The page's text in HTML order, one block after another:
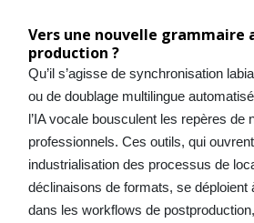
Vers une nouvelle grammaire
production ?
Qu’il s’agisse de synchronisation
ou de doublage multilingue
l’IA vocale bousculent les repères de
professionnels. Ces outils, qui
industrialisation des processus de
déclinaisons de formats, se déploient
dans les workflows de